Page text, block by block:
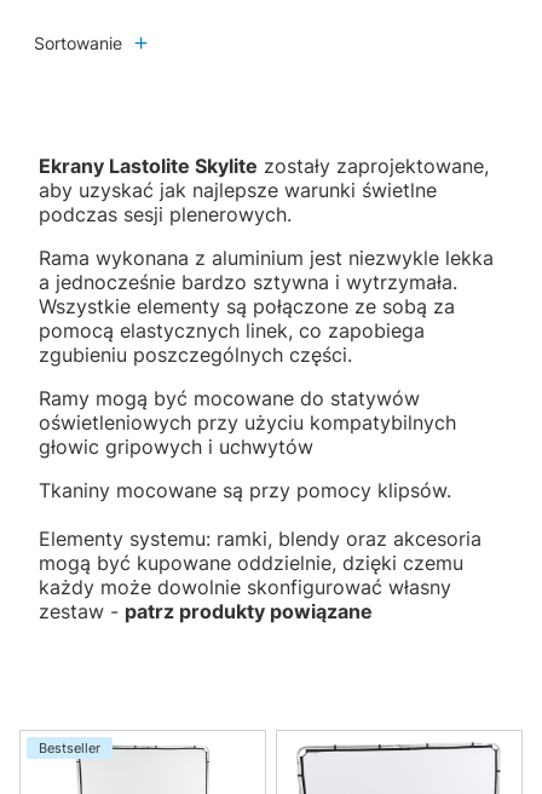
Sortowanie
Ekrany Lastolite Skylite zostały zaprojektowane,
aby uzyskać jak najlepsze warunki świetlne
podczas sesji plenerowych.
Rama wykonana z aluminium jest niezwykle lekka
a jednocześnie bardzo sztywna i wytrzymała.
Wszystkie elementy są połączone ze sobą za
pomocą elastycznych linek, co zapobiega
zgubieniu poszczególnych części.
Ramy mogą być mocowane do statywów
oświetleniowych przy użyciu kompatybilnych
głowic gripowych i uchwytów
Tkaniny mocowane są przy pomocy klipsów.
Elementy systemu: ramki, blendy oraz akcesoria
mogą być kupowane oddzielnie, dzięki czemu
każdy może dowolnie skonfigurować własny
zestaw - patrz produkty powiązane
Lista produktów
Bestseller